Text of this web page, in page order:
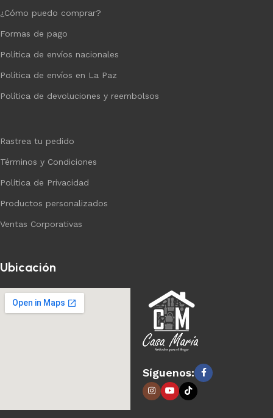
¿Cómo puedo comprar?
Formas de pago
Política de envíos nacionales
Política de envíos en La Paz
Política de devoluciones y reembolsos
Rastrea tu pedido
Términos y Condiciones
Política de Privacidad
Productos personalizados
Ventas Corporativas
Ubicación
Síguenos: